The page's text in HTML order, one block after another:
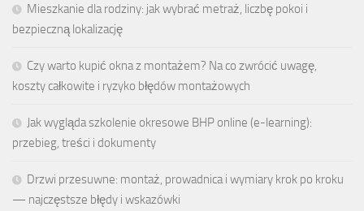
Mieszkanie dla rodziny: jak wybrać metraż, liczbę pokoi i
bezpieczną lokalizację
Czy warto kupić okna z montażem? Na co zwrócić uwagę,
koszty całkowite i ryzyko błędów montażowych
Jak wygląda szkolenie okresowe BHP online (e-learning):
przebieg, treści i dokumenty
Drzwi przesuwne: montaż, prowadnica i wymiary krok po kroku
— najczęstsze błędy i wskazówki